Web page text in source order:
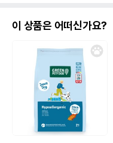
이 상품은 어떠신가요?